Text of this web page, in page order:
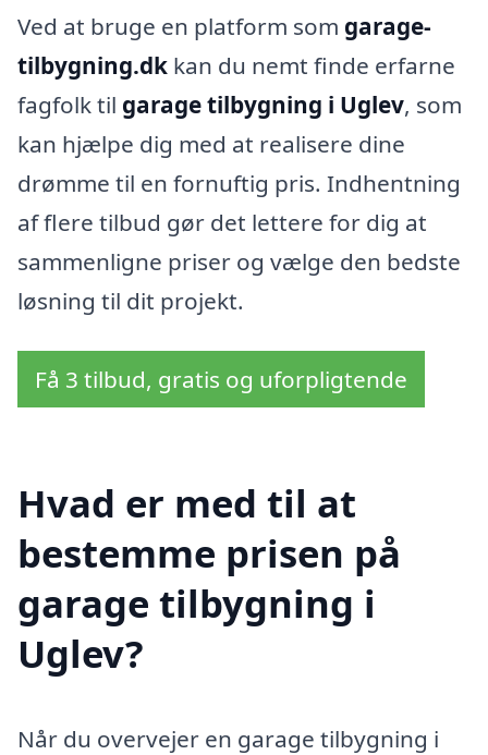
Ved at bruge en platform som garage-
tilbygning.dk kan du nemt finde erfarne
fagfolk til garage tilbygning i Uglev, som
kan hjælpe dig med at realisere dine
drømme til en fornuftig pris. Indhentning
af flere tilbud gør det lettere for dig at
sammenligne priser og vælge den bedste
løsning til dit projekt.
Få 3 tilbud, gratis og uforpligtende
Hvad er med til at
bestemme prisen på
garage tilbygning i
Uglev?
Når du overvejer en garage tilbygning i